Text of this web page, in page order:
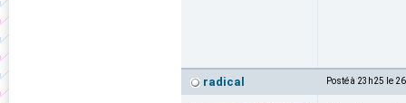
radical Posté à 23h25 le